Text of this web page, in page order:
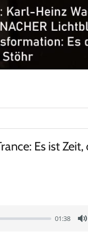
Es ist Zeit,
01:38